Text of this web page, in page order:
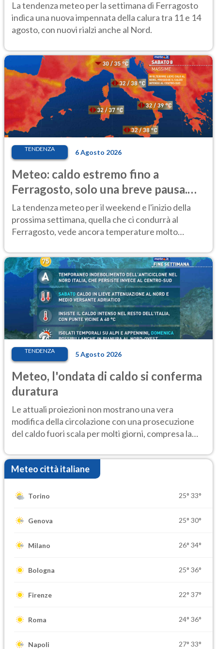
La tendenza meteo per la settimana di Ferragosto
indica una nuova impennata della calura tra 11 e 14
agosto, con nuovi rialzi anche al Nord.
TENDENZA 6 Agosto 2026
Meteo: caldo estremo fino a
Ferragosto, solo una breve pausa.
Ecco dove
La tendenza meteo per il weekend e l'inizio della
prossima settimana, quella che ci condurrà al
Ferragosto, vede ancora temperature molto
TENDENZA 5 Agosto 2026
Meteo, l'ondata di caldo si conferma
duratura
Le attuali proiezioni non mostrano una vera
modifica della circolazione con una prosecuzione
del caldo fuori scala per molti giorni, compresa la
Meteo città italiane
Torino 25° 33°
Genova 25° 30°
Milano 26° 34°
Bologna 25° 36°
Firenze 22° 37°
Roma 24° 36°
Napoli 27° 33°